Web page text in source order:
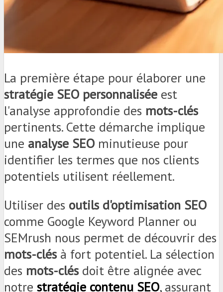
La première étape pour élaborer une
stratégie SEO personnalisée est
l'analyse approfondie des mots-clés
pertinents. Cette démarche implique
une analyse SEO minutieuse pour
identifier les termes que nos clients
potentiels utilisent réellement.
Utiliser des outils d'optimisation SEO
comme Google Keyword Planner ou
SEMrush nous permet de découvrir des
mots-clésà fort potentiel. La sélection
des mots-clésdoit être alignée avec
notre stratégie contenu SEO, assurant